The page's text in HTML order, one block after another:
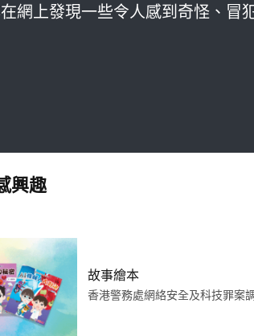
網上發現一些令人感到奇怪、冒
興趣
故事繪本
香港警務處網絡安全及科技罪案